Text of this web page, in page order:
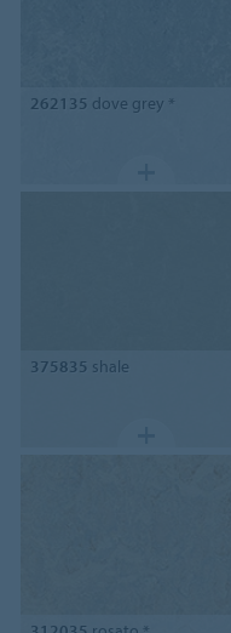
262135 dove grey *
375835 shale